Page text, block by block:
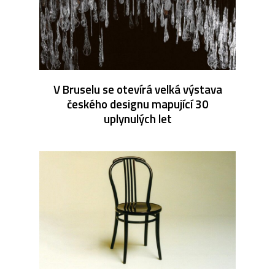
V Bruselu se otevírá velká výstava
českého designu mapující 30
uplynulých let